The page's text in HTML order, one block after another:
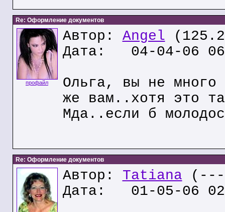
Re: Оформление документов
профайл
Автор: Angel
Дата: 04-04-06
Ольга, вы не много
же вам..хотя это
Мда..если б
Re: Оформление документов
Автор: Tatiana (---
Дата: 01-05-06